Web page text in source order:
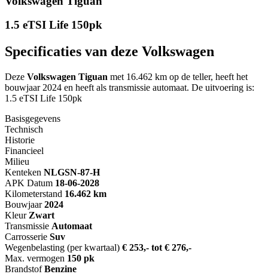
1.5 eTSI Life 150pk
Specificaties van deze Volkswagen
Deze Volkswagen Tiguan met 16.462 km op de teller, heeft het
bouwjaar 2024 en heeft als transmissie automaat. De uitvoering is:
1.5 eTSI Life 150pk
Basisgegevens
Technisch
Historie
Financieel
Milieu
Kenteken NLGSN-87-H
APK Datum 18-06-2028
Kilometerstand 16.462 km
Bouwjaar 2024
Kleur Zwart
Transmissie Automaat
Carrosserie Suv
Wegenbelasting (per kwartaal) € 253,- tot € 276,-
Max. vermogen 150 pk
Brandstof Benzine